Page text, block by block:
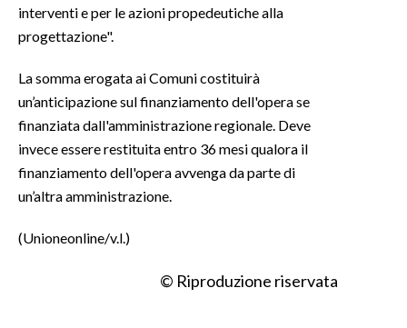
interventi e per le azioni propedeutiche alla
progettazione".
La somma erogata ai Comuni costituirà
un’anticipazione sul finanziamento dell'opera se
finanziata dall'amministrazione regionale. Deve
invece essere restituita entro 36 mesi qualora il
finanziamento dell'opera avvenga da parte di
un’altra amministrazione.
(Unioneonline/v.l.)
© Riproduzione riservata